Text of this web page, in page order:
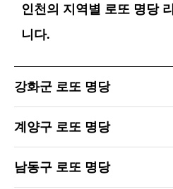
인천의 지역별 로또 명당
니다.
강화군 로또 명당
계양구 로또 명당
남동구 로또 명당